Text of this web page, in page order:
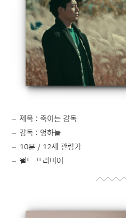
제목 : 죽이는 감독
감독 : 엄하늘
10분 / 12세 관람가
월드 프리미어